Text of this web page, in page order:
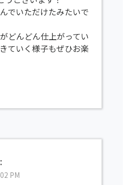
でいただけたみたいで
どんどん仕上がってい
ていく様子もぜひお楽
PM